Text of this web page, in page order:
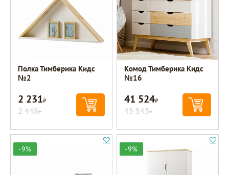
Полка Тимберика Кидс
№2
2 231Р
2 448Р
Комод Тимберика Кидс
№16
41 524Р
45 543Р
-9% -9%